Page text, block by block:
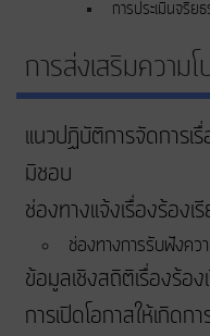
การประเมินจริย
การส่งเสริมความโ
แนวปฏิบัติการจัดการเ
มิชอบ
ช่องทางแจ้งเรื่องร้อง
ช่องทางการรับฟังคว
ข้อมูลเชิงสถิติเรื่องร้อ
การเปิดโอกาสให้เกิดก